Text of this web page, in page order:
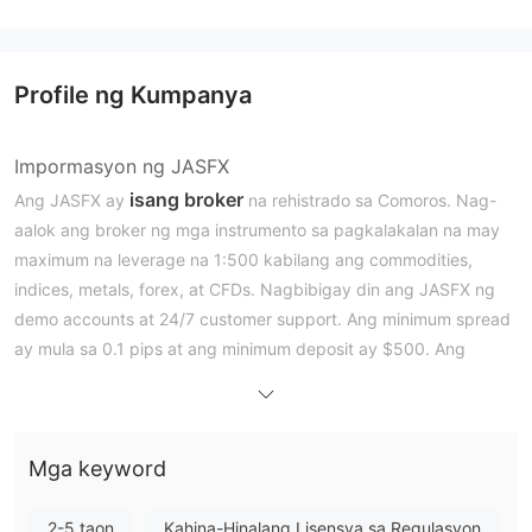
Profile ng Kumpanya
Impormasyon ng JASFX
Ang JASFX ay isang broker na rehistrado sa Comoros. Nag-
aalok ang broker ng mga instrumento sa pagkalakalan na may
maximum na leverage na 1:500 kabilang ang commodities,
indices, metals, forex, at CFDs. Nagbibigay din ang JASFX ng
demo accounts at 24/7 customer support. Ang minimum spread
ay mula sa 0.1 pips at ang minimum deposit ay $500. Ang
Mga Kalamangan at Disadvantages
Mga keyword
2-5 taon Kahina-Hinalang Lisensya sa Regulasyon